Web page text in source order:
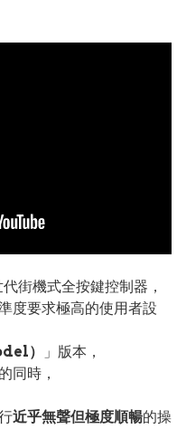
街機式全按鍵控制器，
度要求極高的使用者設
）
」版本，
同時，
近乎無聲但極度順暢的操